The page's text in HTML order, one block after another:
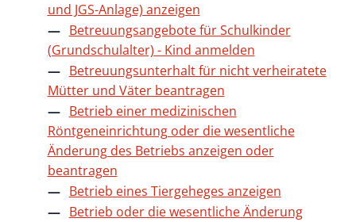
und JGS-Anlage) anzeigen
Betreuungsangebote für Schulkinder
(Grundschulalter) - Kind anmelden
Betreuungsunterhalt für nicht verheiratete
Mütter und Väter beantragen
Betrieb einer medizinischen
Röntgeneinrichtung oder die wesentliche
Änderung des Betriebs anzeigen oder
beantragen
Betrieb eines Tiergeheges anzeigen
Betrieb oder die wesentliche Änderung